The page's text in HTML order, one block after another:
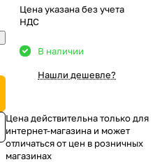
Цена указана без учета
НДС
В наличии
Нашли дешевле?
Цена действительна только для
интернет-магазина и может
отличаться от цен в розничных
магазинах